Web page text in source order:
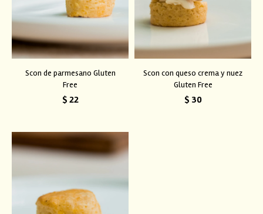
Scon de parmesano Gluten
Free
$ 22
Scon con queso crema y nuez
Gluten Free
$ 30